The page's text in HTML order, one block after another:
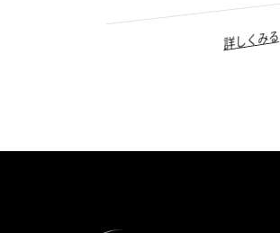
詳しくみる